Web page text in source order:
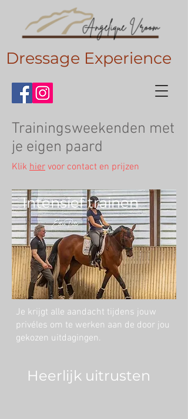
Dressage Experience
Trainingsweekenden met
je eigen paard
Klik hier voor contact en prijzen
Intensief trainen
Je krijgt alle aandacht tijdens jouw
privéles om te werken aan de door jou
gekozen uitdagingen.
Heerlijk uitrusten